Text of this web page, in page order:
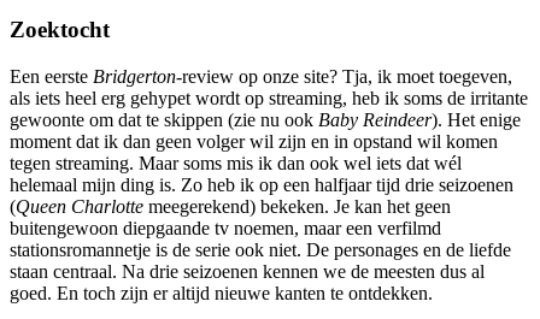
Zoektocht
Een eerste Bridgerton-review op onze site? Tja, ik moet toegeven,
als iets heel erg gehypet wordt op streaming, heb ik soms de irritante
gewoonte om dat te skippen (zie nu ook Baby Reindeer). Het enige
moment dat ik dan geen volger wil zijn en in opstand wil komen
tegen streaming. Maar soms mis ik dan ook wel iets dat wél
helemaal mijn ding is. Zo heb ik op een halfjaar tijd drie seizoenen
(Queen Charlotte meegerekend) bekeken. Je kan het geen
buitengewoon diepgaande tv noemen, maar een verfilmd
stationsromannetje is de serie ook niet. De personages en de liefde
staan centraal. Na drie seizoenen kennen we de meesten dus al
goed. En toch zijn er altijd nieuwe kanten te ontdekken.